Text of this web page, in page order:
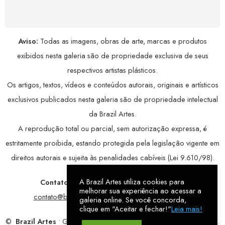
Aviso: Todas as imagens, obras de arte, marcas e produtos
exibidos nesta galeria são de propriedade exclusiva de seus
respectivos artistas plásticos.
Os artigos, textos, vídeos e conteúdos autorais, originais e artísticos
exclusivos publicados nesta galeria são de propriedade intelectual
da Brazil Artes.
A reprodução total ou parcial, sem autorização expressa, é
estritamente proibida, estando protegida pela legislação vigente em
direitos autorais e sujeita às penalidades cabíveis (Lei 9.610/98).
Contatos: WhatsApp:79 9998-1221/ E-mail:
contato@brazilartes.com/ Instagram:@brazilartes
© Brazil Artes • Galeria Online.9 anosde história (2017 – 2026).
A Brazil Artes utiliza cookies para
melhorar sua experiência ao acessar a
galeria online. Se você concorda,
clique em "Aceitar e fechar!"Leia mais!